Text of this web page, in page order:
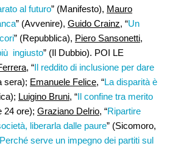
al futuro” (Manifesto), Mauro
” (Avvenire), Guido Crainz, “Un
” (Repubblica), Piero Sansonetti,
ingiusto” (Il Dubbio). POI LE
, “Il reddito di inclusione per dare
sera); Emanuele Felice, “La disparità è
Luigino Bruni, “Il confine tra merito
24 ore); Graziano Delrio, “Ripartire
liberarla dalle paure” (Sicomoro,
Perché serve un impegno dei partiti sul